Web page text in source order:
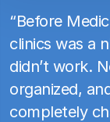
“Before
clinics was a
didn’t work.
organized,
completely